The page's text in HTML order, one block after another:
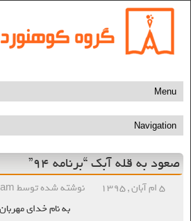
صعود به قله آبک “برنامه ۹۴”
۵ ام آبان , ۱۳۹۵ نوشته شده توسط alam
به نام خدای مهربان